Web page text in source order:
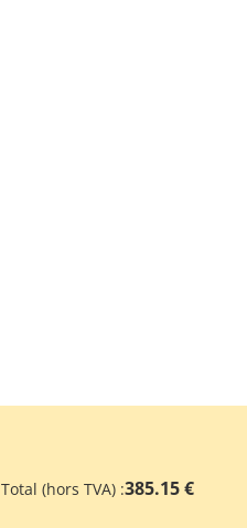
Total (hors TVA) :385.15 €